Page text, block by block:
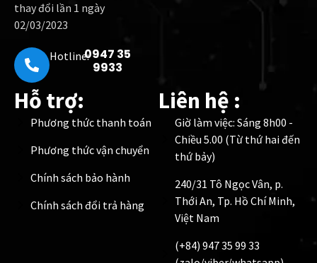
thay đổi lần 1 ngày
02/03/2023
Hotline:0947 35
9933
Hỗ trợ:
Phương thức thanh toán
Phương thức vận chuyển
Chính sách bảo hành
Chính sách đổi trả hàng
Liên hệ :
Giờ làm việc: Sáng 8h00 -
Chiều 5.00 (Từ thứ hai đến
thứ bảy)
240/31 Tô Ngọc Vân, p.
Thới An, Tp. Hồ Chí Minh,
Việt Nam
(+84) 947 35 99 33